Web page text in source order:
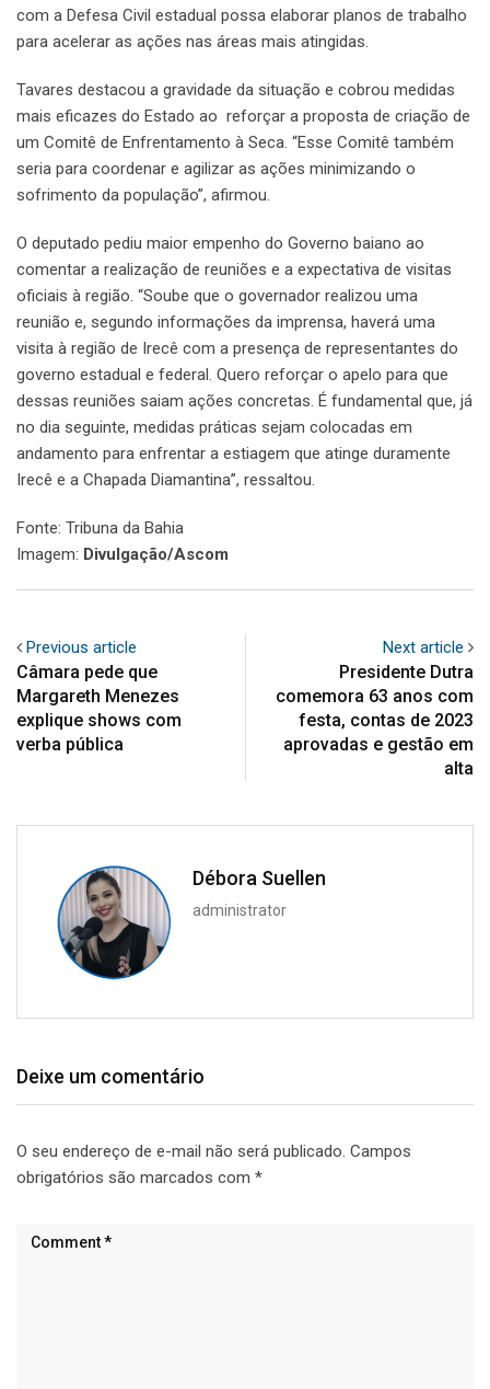
com a Defesa Civil estadual possa elaborar planos de trabalho
para acelerar as ações nas áreas mais atingidas.
Tavares destacou a gravidade da situação e cobrou medidas
mais eficazes do Estado ao reforçar a proposta de criação de
um Comitê de Enfrentamento à Seca. “Esse Comitê também
seria para coordenar e agilizar as ações minimizando o
sofrimento da população”, afirmou.
O deputado pediu maior empenho do Governo baiano ao
comentar a realização de reuniões e a expectativa de visitas
oficiais à região. “Soube que o governador realizou uma
reunião e, segundo informações da imprensa, haverá uma
visita à região de Irecê com a presença de representantes do
governo estadual e federal. Quero reforçar o apelo para que
dessas reuniões saiam ações concretas. É fundamental que, já
no dia seguinte, medidas práticas sejam colocadas em
andamento para enfrentar a estiagem que atinge duramente
Irecê e a Chapada Diamantina”, ressaltou.
Fonte: Tribuna da Bahia
Imagem: Divulgação/Ascom
Previous article
Câmara pede que
Margareth Menezes
explique shows com
verba pública
Next article
Presidente Dutra
comemora 63 anos com
festa, contas de 2023
aprovadas e gestão em
alta
Débora Suellen
administrator
Deixe um comentário
O seu endereço de e-mail não será publicado. Campos
obrigatórios são marcados com *